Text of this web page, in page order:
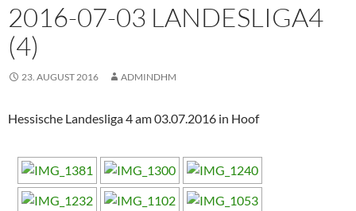
2016-07-03 LANDESLIGA4
(4)
23. AUGUST 2016 ADMINDHM
Hessische Landesliga 4 am 03.07.2016 in Hoof